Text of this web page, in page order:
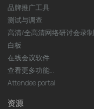
品牌推广工具
测试与调查
高清/全高清网络研讨会录制
白板
在线会议软件
查看更多功能...
Attendee portal
资源